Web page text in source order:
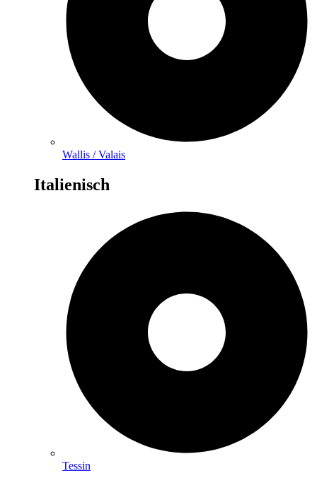
Wallis / Valais
Italienisch
Tessin